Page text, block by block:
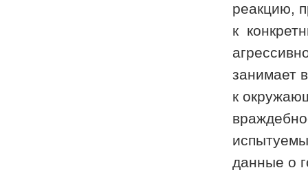
реакцию,
к
занимает
к
данные о